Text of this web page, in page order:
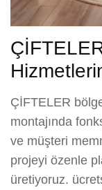
ÇİFTELER
montajında
ve müşteri
projeyi özenle
üretiyoruz.